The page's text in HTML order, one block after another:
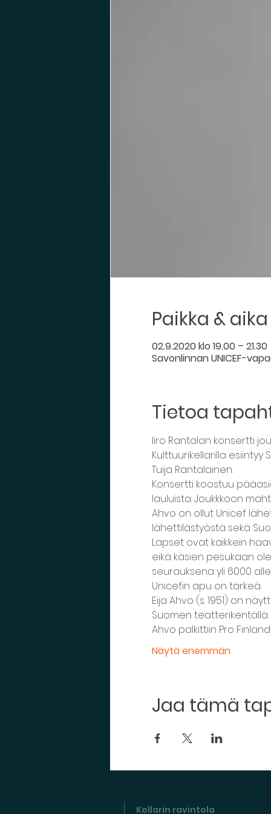
Paikka & aika
02.9.2020 klo 19.00 – 21.30
Savonlinnan UNICEF-
Tietoa
Iiro Rantalan konsertti
Kulttuurikellarilla esiintyy
Tuija Rantalainen.
Konsertti koostuu
lauluista. Joukkkoon
Ahvo on ollut Unicef
lähettilästyöstä sekä
Lapset ovat kaikkein
eikä käsien pesukaan
seurauksena yli 6000
Unicefin apu on tärkeä.
Eija Ahvo (s. 1951) on
Suomen
Ahvo palkittiin Pro
Näytä enemmän
Jaa tämä
Kellarin ravintola